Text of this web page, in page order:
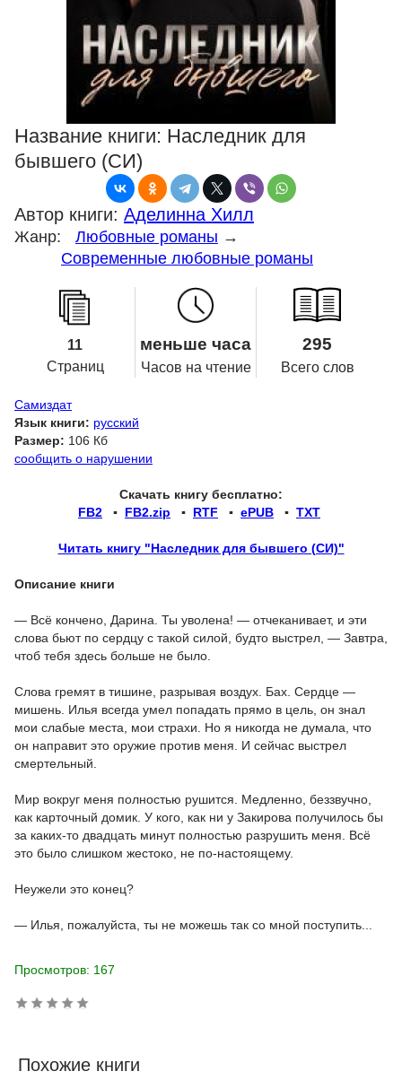
Название книги: Наследник для
бывшего (СИ)
Автор книги: Аделинна Хилл
Жанр: Любовные романы →
Современные любовные романы
11
Страниц
меньше часа
Часов на чтение
295
Всего слов
Самиздат
Язык книги: русский
Размер: 106 Кб
сообщить о нарушении
Скачать книгу бесплатно:
FB2 ▪ FB2.zip ▪ RTF ▪ ePUB ▪ TXT
Читать книгу "Наследник для бывшего (СИ)"
Описание книги
— Всё кончено, Дарина. Ты уволена! — отчеканивает, и эти
слова бьют по сердцу с такой силой, будто выстрел, — Завтра,
чтоб тебя здесь больше не было.
Слова гремят в тишине, разрывая воздух. Бах. Сердце —
мишень. Илья всегда умел попадать прямо в цель, он знал
мои слабые места, мои страхи. Но я никогда не думала, что
он направит это оружие против меня. И сейчас выстрел
смертельный.
Мир вокруг меня полностью рушится. Медленно, беззвучно,
как карточный домик. У кого, как ни у Закирова получилось бы
за каких-то двадцать минут полностью разрушить меня. Всё
это было слишком жестоко, не по-настоящему.
Неужели это конец?
— Илья, пожалуйста, ты не можешь так со мной поступить...
Просмотров: 167
Похожие книги